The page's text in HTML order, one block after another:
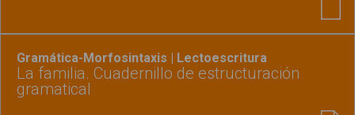
Gramática-Morfosintaxis | Lectoescritura
La familia. Cuadernillo de estructuración
gramatical